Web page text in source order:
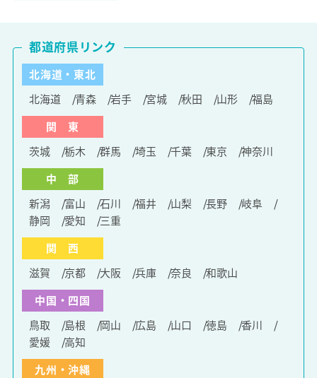
北海道・東北
北海道
青森 岩手 宮城 秋田 山形
福島
関 東
茨城
栃木 群馬 埼玉 千葉 東京
神奈川
中 部
新潟
富山 石川 福井 山梨 長野
岐阜
静岡
愛知
三重
関 西
滋賀
京都 大阪 兵庫 奈良
和歌山
中国・四国
鳥取
島根 岡山 広島 山口 徳島
香川
愛媛
高知
九州・沖縄
都道府県リンク